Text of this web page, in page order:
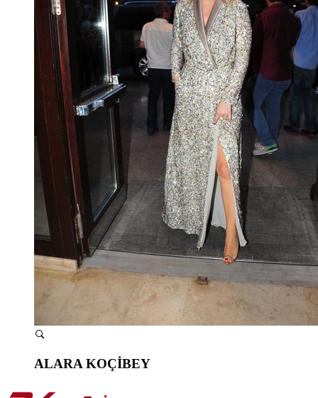
ALARA KOÇİBEY